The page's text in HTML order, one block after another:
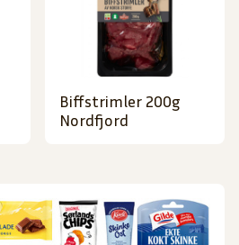
Biffstrimler 200g
Nordfjord